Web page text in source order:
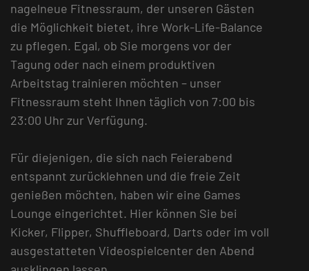
nagelneue Fitnessraum, der unseren Gästen
die Möglichkeit bietet, ihre Work-Life-Balance
zu pflegen. Egal, ob Sie morgens vor der
Tagung oder nach einem produktiven
Arbeitstag trainieren möchten – unser
Fitnessraum steht Ihnen täglich von 7:00 bis
23:00 Uhr zur Verfügung.
Für diejenigen, die sich nach Feierabend
entspannt zurücklehnen und die freie Zeit
genießen möchten, haben wir eine Games
Lounge eingerichtet. Hier können Sie bei
Kicker, Flipper, Shuffleboard, Darts oder im voll
ausgestatteten Videospielcenter den Abend